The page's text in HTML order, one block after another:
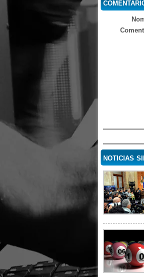
noticias